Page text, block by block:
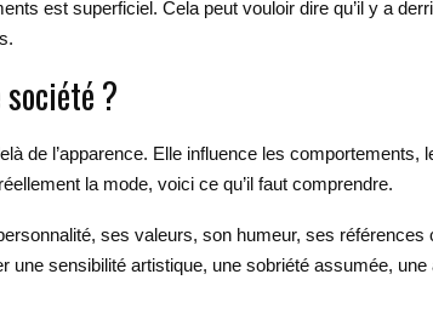
est superficiel. Cela peut vouloir dire qu’il y a
?
de l’apparence. Elle influence les
la mode, voici ce qu’il faut comprendre.
ses valeurs, son humeur, ses
une sensibilité artistique, une sobriété assumée,